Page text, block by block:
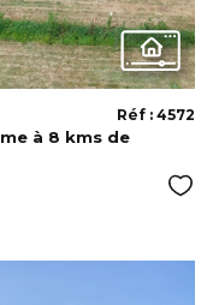
à 8 kms de
Réf : 4572